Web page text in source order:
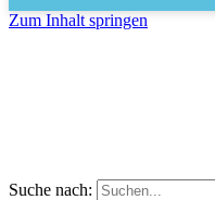
Zum Inhalt springen
Suche nach: